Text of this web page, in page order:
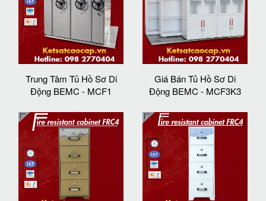
Trung Tâm Tủ Hồ Sơ Di
Động BEMC - MCF1
Giá Bán Tủ Hồ Sơ Di
Động BEMC - MCF3K3